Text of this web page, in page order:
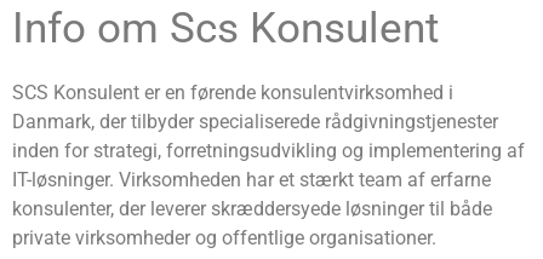
Info om Scs Konsulent
SCS Konsulent er en førende konsulentvirksomhed i
Danmark, der tilbyder specialiserede rådgivningstjenester
inden for strategi, forretningsudvikling og implementering af
IT-løsninger. Virksomheden har et stærkt team af erfarne
konsulenter, der leverer skræddersyede løsninger til både
private virksomheder og offentlige organisationer.